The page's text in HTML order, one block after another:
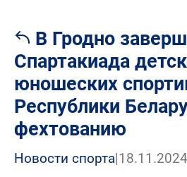
В Гродно
Спартакиада
юношеских
Республики
фехтованию
Новости спорта|18.11.2024